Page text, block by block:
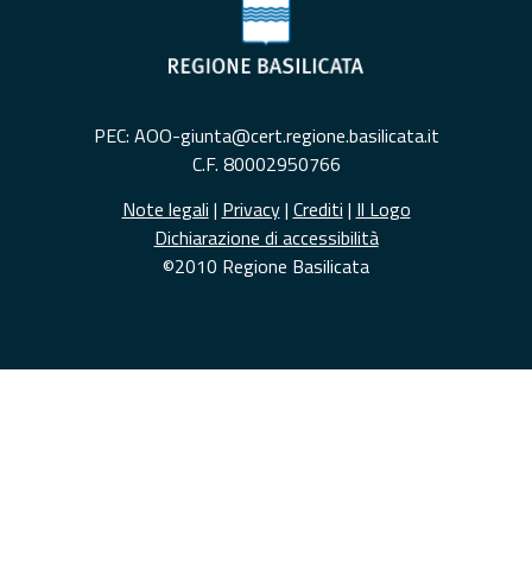
PEC: AOO-giunta@cert.regione.basilicata.it
C.F. 80002950766
Note legali | Privacy| Crediti | Il Logo
Dichiarazione di accessibilità
©2010 Regione Basilicata